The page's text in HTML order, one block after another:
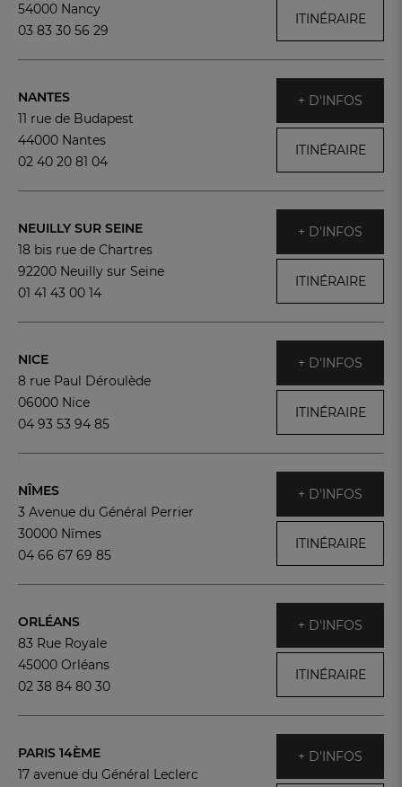
54000 Nancy
03 83 30 56 29
ITINÉRAIRE
NANTES
11 rue de Budapest
44000 Nantes
02 40 20 81 04
+ D'INFOS
ITINÉRAIRE
NEUILLY SUR SEINE
18 bis rue de Chartres
92200 Neuilly sur Seine
01 41 43 00 14
+ D'INFOS
ITINÉRAIRE
NICE
8 rue Paul Déroulède
06000 Nice
04 93 53 94 85
+ D'INFOS
ITINÉRAIRE
NÎMES
3 Avenue du Général Perrier
30000 Nîmes
04 66 67 69 85
+ D'INFOS
ITINÉRAIRE
ORLÉANS
83 Rue Royale
45000 Orléans
02 38 84 80 30
+ D'INFOS
ITINÉRAIRE
PARIS 14ÈME
17 avenue du Général Leclerc
+ D'INFOS